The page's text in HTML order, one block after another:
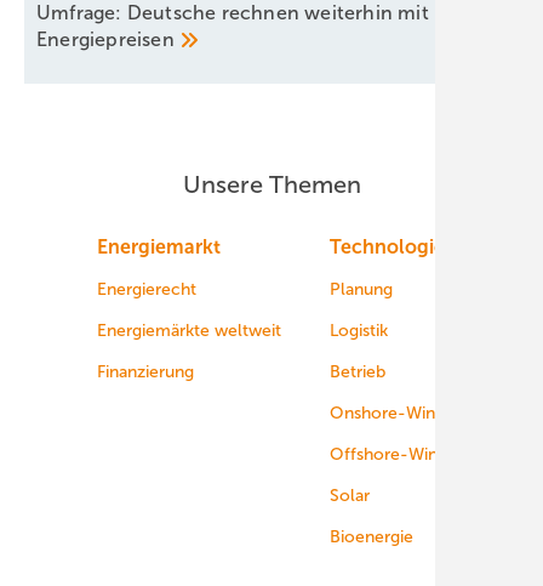
Umfrage: Deutsche rechnen weiterhin mit hohen
Energiepreisen
Unsere Themen
Energiemarkt
Energierecht
Energiemärkte weltweit
Finanzierung
Technologie
Planung
Logistik
Betrieb
Onshore-Wind
Offshore-Wind
Solar
Bioenergie